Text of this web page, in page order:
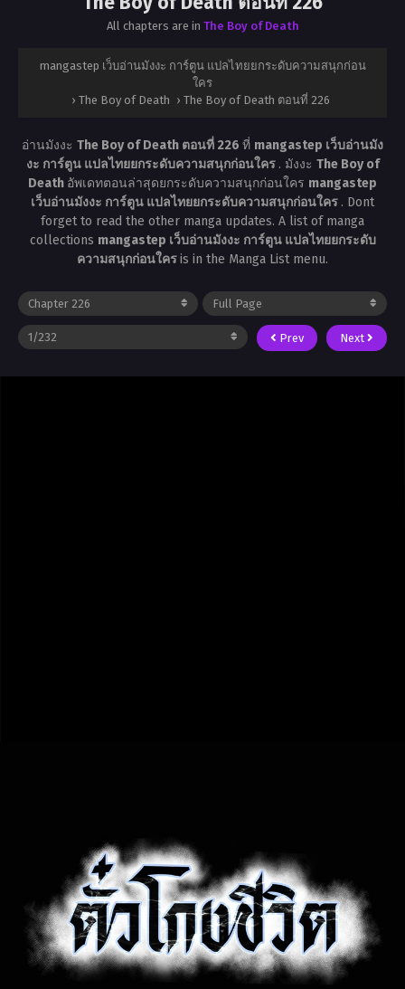
All chapters are in The Boy of Death
mangastep เว็บอ่านมังงะ การ์ตูน แปลไทยยกระดับความสนุกก่อน
ใคร
› The Boy of Death › The Boy of Death ตอนที่ 226
อ่านมังงะ The Boy of Death ตอนที่ 226 ที่ mangastep เว็บอ่านมัง
งะ การ์ตูน แปลไทยยกระดับความสนุกก่อนใคร . มังงะ The Boy of
Death อัพเดทตอนล่าสุดยกระดับความสนุกก่อนใคร mangastep
เว็บอ่านมังงะ การ์ตูน แปลไทยยกระดับความสนุกก่อนใคร . Dont
forget to read the other manga updates. A list of manga
collections mangastep เว็บอ่านมังงะ การ์ตูน แปลไทยยกระดับ
ความสนุกก่อนใครis in the Manga List menu.
Prev Next